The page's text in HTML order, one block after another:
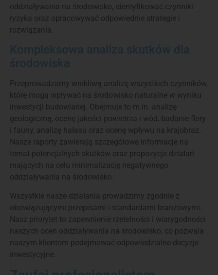
oddziaływania na środowisko, identyfikować czynniki
ryzyka oraz opracowywać odpowiednie strategie i
rozwiązania.
Kompleksowa analiza skutków dla
środowiska
Przeprowadzamy wnikliwą analizę wszystkich czynników,
które mogą wpływać na środowisko naturalne w wyniku
inwestycji budowlanej. Obejmuje to m.in. analizę
geologiczną, ocenę jakości powietrza i wód, badanie flory
i fauny, analizę hałasu oraz ocenę wpływu na krajobraz.
Nasze raporty zawierają szczegółowe informacje na
temat potencjalnych skutków oraz propozycje działań
mających na celu minimalizację negatywnego
oddziaływania na środowisko.
Wszystkie nasze działania prowadzimy zgodnie z
obowiązującymi przepisami i standardami branżowymi.
Nasz priorytet to zapewnienie rzetelności i wiarygodności
naszych ocen oddziaływania na środowisko, co pozwala
naszym klientom podejmować odpowiedzialne decyzje
inwestycyjne.